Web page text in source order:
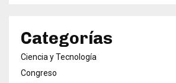
Categorías
Ciencia y Tecnología
Congreso